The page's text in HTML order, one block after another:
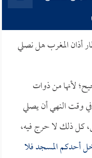
أذان المغرب هل نصلي
لأنها من ذوات
وقت النهي أن يصلي
كل ذلك لا حرج فيه،
أحدكم المسجد فلا